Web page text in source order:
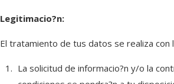
Legitimacio?n:
El tratamiento de tus datos se realiza con
La solicitud de informacio?n y/o la